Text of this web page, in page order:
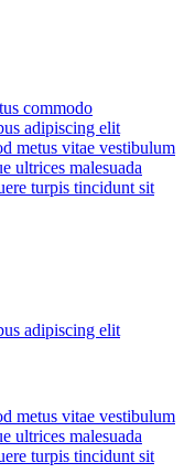
commodo
adipiscing elit
metus vitae vestibulum
ultrices malesuada
turpis tincidunt sit
adipiscing elit
metus vitae vestibulum
ultrices malesuada
turpis tincidunt sit